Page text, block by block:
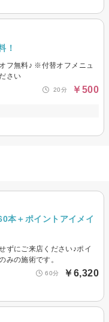
！
フ無料♪ ※付替オフメニュ
さい
20分 ￥500
本＋ポイントアイメイ
ずにご来店ください♪ポイ
みの施術です。
60分 ￥6,320